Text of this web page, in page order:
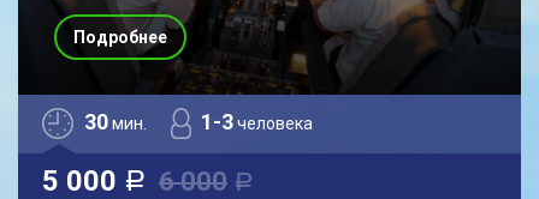
30мин. 1-3человека
5 000 a 6 000 a
Подробнее